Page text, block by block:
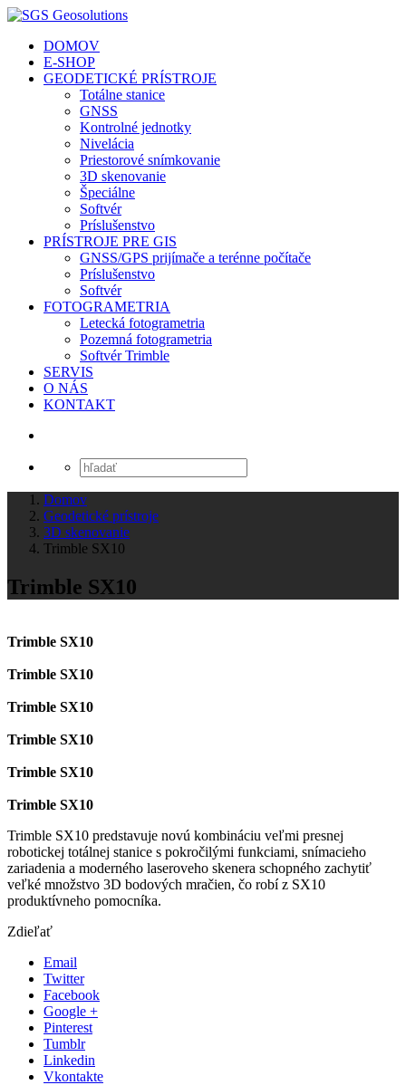
DOMOV
E-SHOP
GEODETICKÉ PRÍSTROJE
Totálne stanice
GNSS
Kontrolné jednotky
Nivelácia
Priestorové snímkovanie
3D skenovanie
Špeciálne
Softvér
Príslušenstvo
PRÍSTROJE PRE GIS
GNSS/GPS prijímače a terénne počítače
Príslušenstvo
Softvér
FOTOGRAMETRIA
Letecká fotogrametria
Pozemná fotogrametria
Softvér Trimble
SERVIS
O NÁS
KONTAKT
Domov
Geodetické prístroje
3D skenovanie
Trimble SX10
Trimble SX10
Trimble SX10
Trimble SX10
Trimble SX10
Trimble SX10
Trimble SX10
Trimble SX10
Trimble SX10 predstavuje novú kombináciu veľmi presnej
robotickej totálnej stanice s pokročilými funkciami, snímacieho
zariadenia a moderného laseroveho skenera schopného zachytiť
veľké množstvo 3D bodových mračien, čo robí z SX10
produktívneho pomocníka.
Zdieľať
Email
Twitter
Facebook
Google +
Pinterest
Tumblr
Linkedin
Vkontakte